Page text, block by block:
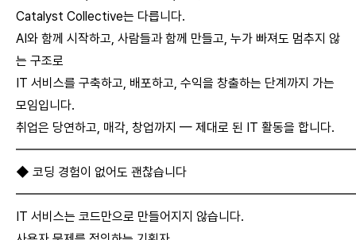
Catalyst Collective는 다릅니다.
AI와 함께 시작하고, 사람들과 함께 만들고, 누가 빠져도 멈추지 않
는 구조로
IT 서비스를 구축하고, 배포하고, 수익을 창출하는 단계까지 가는
모임입니다.
취업은 당연하고, 매각, 창업까지 — 제대로 된 IT 활동을 합니다.
◆ 코딩 경험이 없어도 괜찮습니다
IT 서비스는 코드만으로 만들어지지 않습니다.